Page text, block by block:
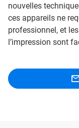
nouvelles
ces appareils ne
professionnel, et
l’impression sont